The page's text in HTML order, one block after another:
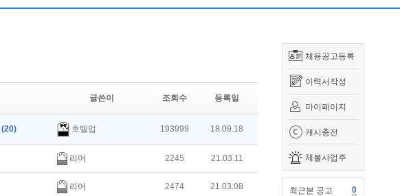
채용공고등록
이력서작성
마이페이지
캐시충전
체불사업주
최근본 공고 0
글쓴이 조회수 등록일
(20) 호텔업 193999 18.09.18
리어 2245 21.03.11
리어 2474 21.03.08